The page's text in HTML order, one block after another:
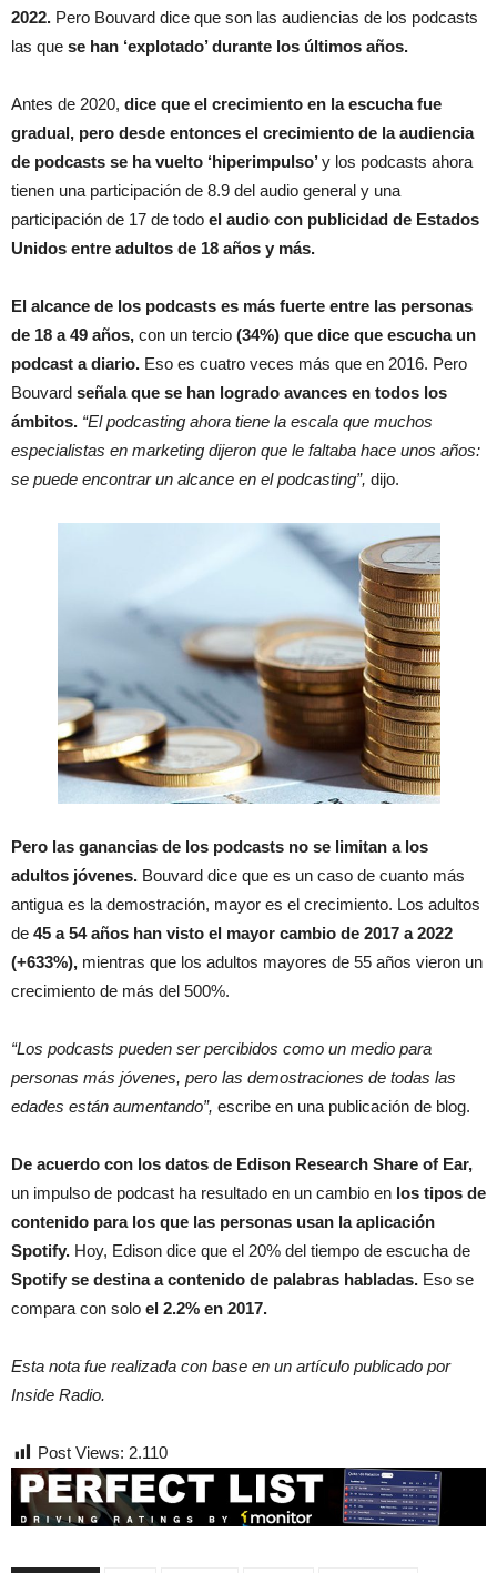
2022. Pero Bouvard dice que son las audiencias de los podcasts
las que se han ‘explotado’ durante los últimos años.
Antes de 2020, dice que el crecimiento en la escucha fue
gradual, pero desde entonces el crecimiento de la audiencia
de podcasts se ha vuelto ‘hiperimpulso’y los podcasts ahora
tienen una participación de 8.9 del audio general y una
participación de 17 de todo el audio con publicidad de Estados
Unidos entre adultos de 18 años y más.
El alcance de los podcasts es más fuerte entre las personas
de 18 a 49 años, con un tercio (34%) que dice que escucha un
podcast a diario. Eso es cuatro veces más que en 2016. Pero
Bouvard señala que se han logrado avances en todos los
ámbitos. “El podcasting ahora tiene la escala que muchos
especialistas en marketing dijeron que le faltaba hace unos años:
se puede encontrar un alcance en el podcasting”, dijo.
Pero las ganancias de los podcasts no se limitan a los
adultos jóvenes. Bouvard dice que es un caso de cuanto más
antigua es la demostración, mayor es el crecimiento. Los adultos
de 45 a 54 años han visto el mayor cambio de 2017 a 2022
(+633%), mientras que los adultos mayores de 55 años vieron un
crecimiento de más del 500%.
“Los podcasts pueden ser percibidos como un medio para
personas más jóvenes, pero las demostraciones de todas las
edades están aumentando”, escribe en una publicación de blog.
De acuerdo con los datos de Edison Research Share of Ear,
un impulso de podcast ha resultado en un cambio en los tipos de
contenido para los que las personas usan la aplicación
Spotify. Hoy, Edison dice que el 20% del tiempo de escucha de
Spotify se destina a contenido de palabras habladas. Eso se
compara con solo el 2.2% en 2017.
Esta nota fue realizada con base en un artículo publicado por
Inside Radio.
Post Views: 2.110